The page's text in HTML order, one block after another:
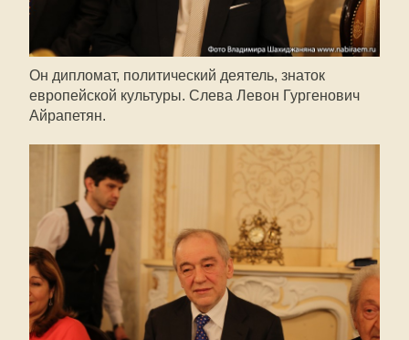
Он дипломат, политический деятель, знаток
европейской культуры. Слева Левон Гургенович
Айрапетян.